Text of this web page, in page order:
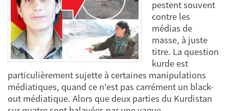
pestent souvent
contre les
médias de
masse, à juste
titre. La question
kurde est
particulièrement sujette à certaines manipulations
médiatiques, quand ce n'est pas carrément un black-
out médiatique. Alors que deux parties du Kurdistan